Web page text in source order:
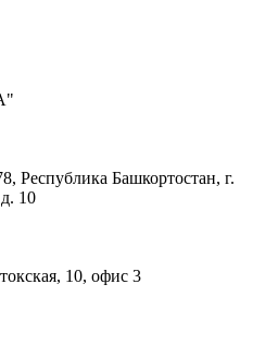
Республика Башкортостан, г.
10
10, офис 3